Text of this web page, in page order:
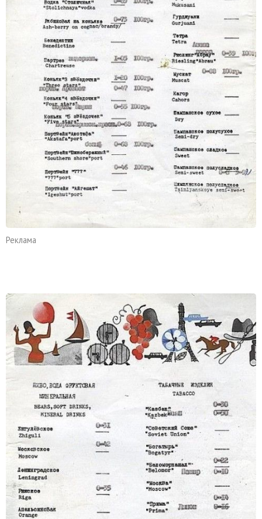
Реклама